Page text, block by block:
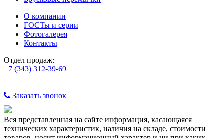
О компании
ГОСТы и серии
Фотогалерея
Контакты
Отдел продаж:
+7 (343) 312-39-69
Заказать звонок
Вся представленная на сайте информация, касающаяся
технических характеристик, наличия на складе, стоимости